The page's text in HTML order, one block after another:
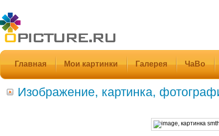
Главная Мои картинки Галерея ЧаВо
Изображение, картинка,